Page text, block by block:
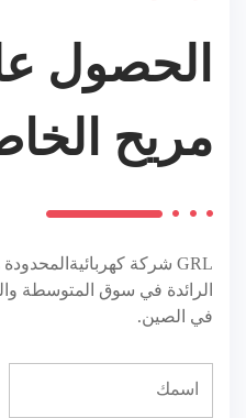
الحصول
مريح
GRL شركة
الرائدة في سوق المتوسطة
في الصين.